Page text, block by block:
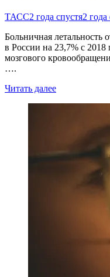
ТАСС2 года спустя2 года
Больничная летальность
в России на 23,7% с
мозгового
….
Читать далее